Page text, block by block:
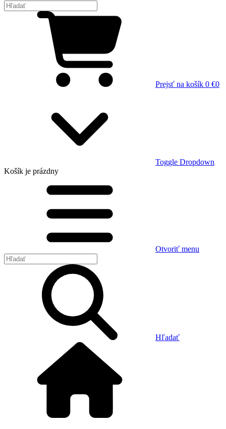
Prejsť na košík 0 €0
Toggle Dropdown
Košík je prázdny
Otvoriť menu
Hľadať